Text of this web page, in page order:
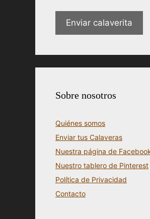
Enviar calaverita
Sobre nosotros
Quiénes somos
Enviar tus Calaveras
Nuestra página de
Nuestro tablero de Pinterest
Política de Privacidad
Contacto